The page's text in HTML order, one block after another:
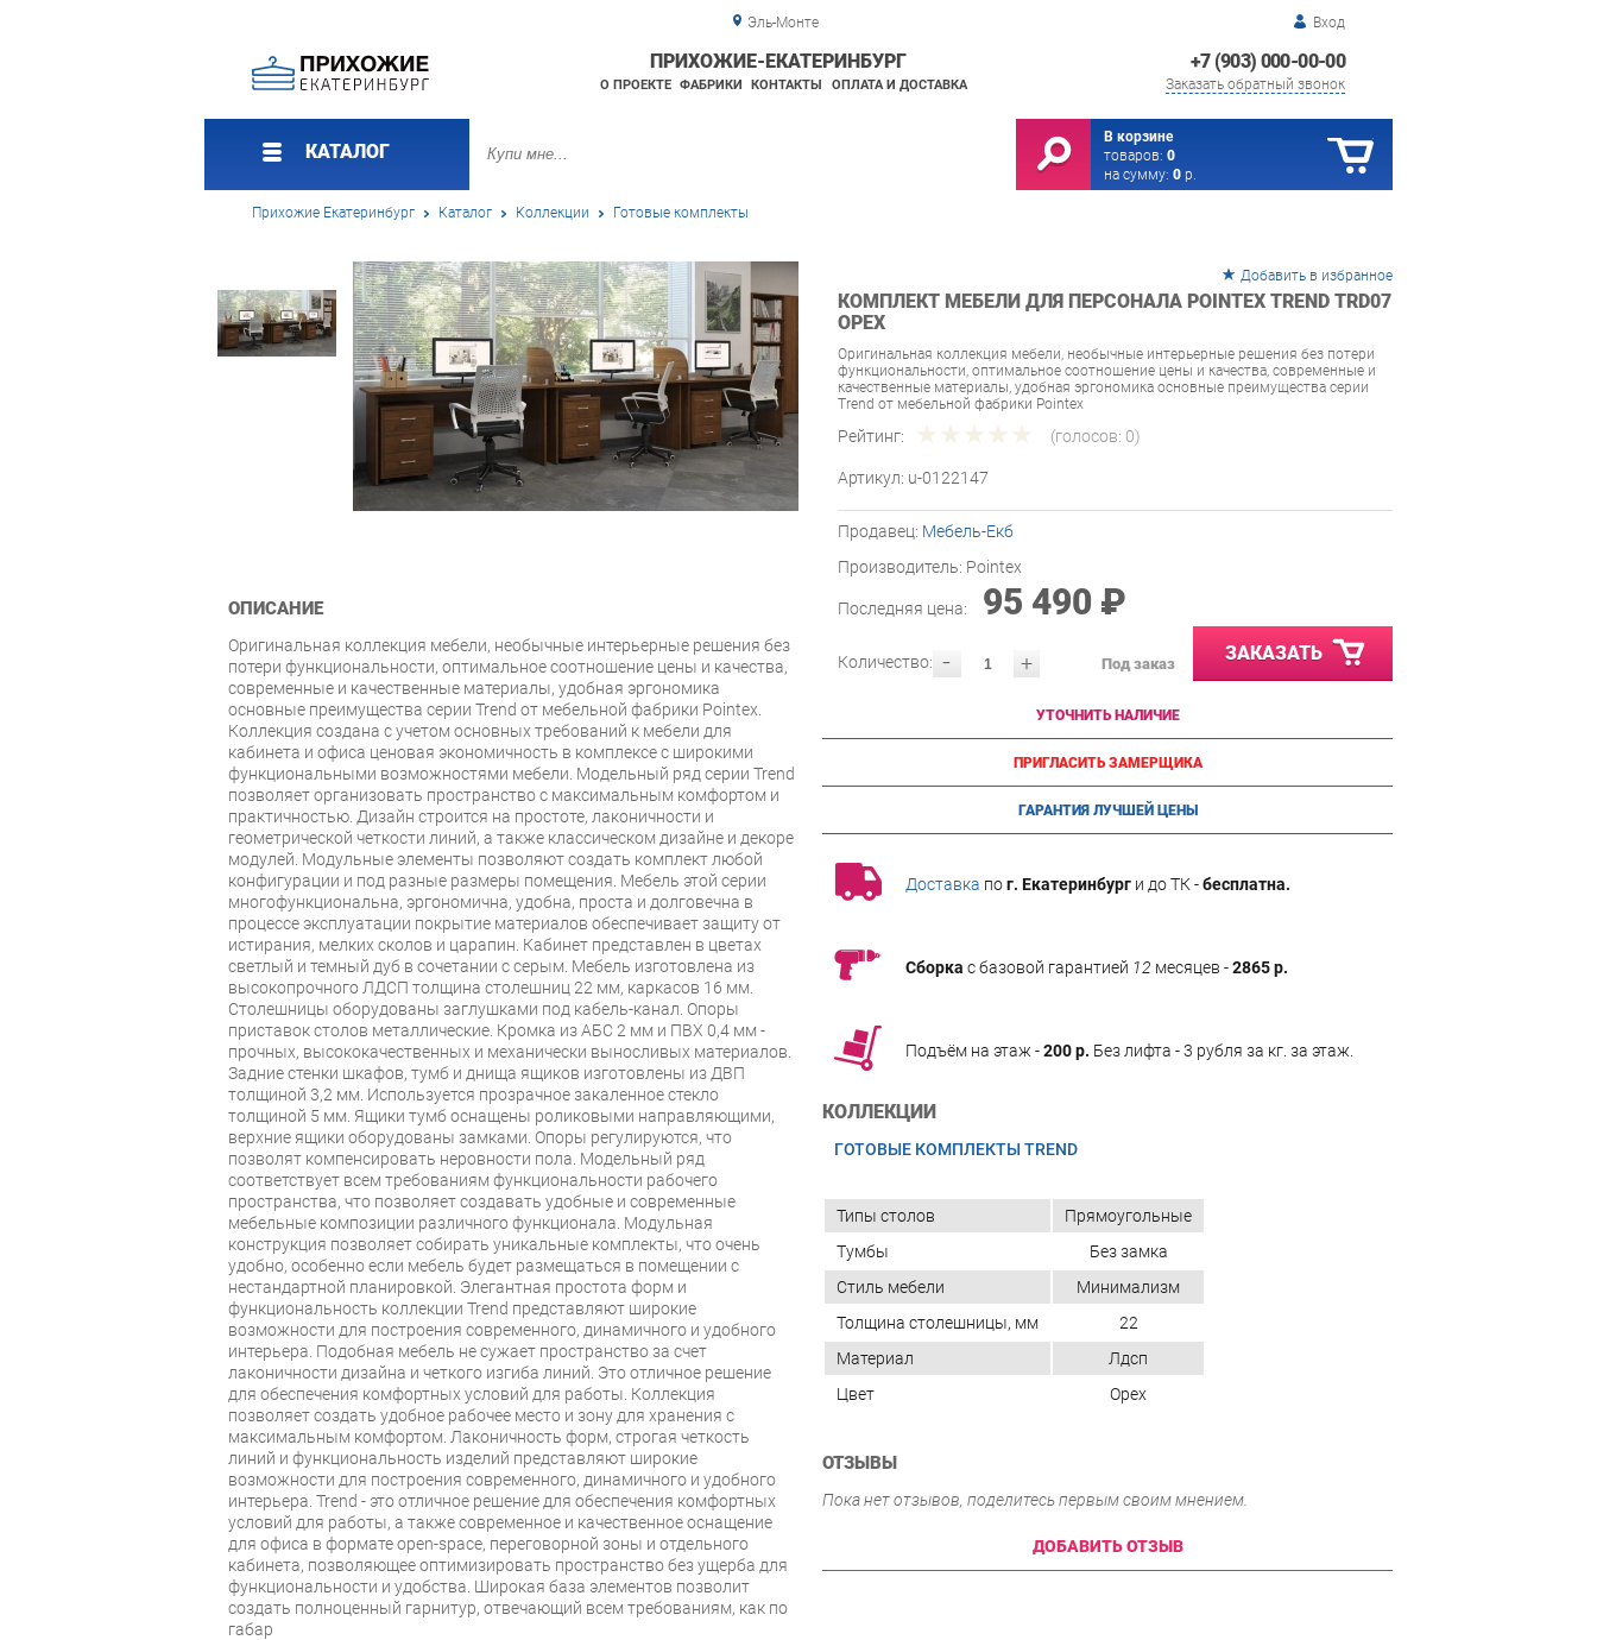
Эль-Монте Вход
+7 (903) 000-00-00
Заказать обратный звонок
ПРИХОЖИЕ-ЕКАТЕРИНБУРГ
О ПРОЕКТЕ ФАБРИКИ КОНТАКТЫ ОПЛАТА И ДОСТАВКА
КАТАЛОГ
В корзине
товаров: 0
на сумму: 0 р.
Прихожие Екатеринбург Каталог Коллекции Готовые комплекты
Добавить в избранное
КОМПЛЕКТ МЕБЕЛИ ДЛЯ ПЕРСОНАЛА POINTEX TREND TRD07
ОРЕХ
Оригинальная коллекция мебели, необычные интерьерные решения без потери
функциональности, оптимальное соотношение цены и качества, современные и
качественные материалы, удобная эргономика основные преимущества серии
Trend от мебельной фабрики Pointex
Рейтинг: (голосов: 0)
Артикул: u-0122147
Продавец: Мебель-Екб
Производитель: Pointex
Последняя цена: 95 490 ₽
- +
Количество: Под заказ ЗАКАЗАТЬ
УТОЧНИТЬ НАЛИЧИЕ
ПРИГЛАСИТЬ ЗАМЕРЩИКА
ГАРАНТИЯ ЛУЧШЕЙ ЦЕНЫ
Доставка пог. Екатеринбург и до ТК -бесплатна.
Сборка с базовой гарантией 12 месяцев -2865 р.
Подъём на этаж -200 р. Без лифта - 3 рубля за кг. за этаж.
КОЛЛЕКЦИИ
ГОТОВЫЕ КОМПЛЕКТЫ TREND
ОПИСАНИЕ
Оригинальная коллекция мебели, необычные интерьерные решения без
потери функциональности, оптимальное соотношение цены и качества,
современные и качественные материалы, удобная эргономика
основные преимущества серии Trend от мебельной фабрики Pointex.
Коллекция создана с учетом основных требований к мебели для
кабинета и офиса ценовая экономичность в комплексе с широкими
функциональными возможностями мебели. Модельный ряд серии Trend
позволяет организовать пространство с максимальным комфортом и
практичностью. Дизайн строится на простоте, лаконичности и
геометрической четкости линий, а также классическом дизайне и декоре
модулей. Модульные элементы позволяют создать комплект любой
конфигурации и под разные размеры помещения. Мебель этой серии
многофункциональна, эргономична, удобна, проста и долговечна в
процессе эксплуатации покрытие материалов обеспечивает защиту от
истирания, мелких сколов и царапин. Кабинет представлен в цветах
светлый и темный дуб в сочетании с серым. Мебель изготовлена из
высокопрочного ЛДСП толщина столешниц 22 мм, каркасов 16 мм.
Столешницы оборудованы заглушками под кабель-канал. Опоры
приставок столов металлические. Кромка из АБС 2 мм и ПВХ 0,4 мм -
прочных, высококачественных и механически выносливых материалов.
Задние стенки шкафов, тумб и днища ящиков изготовлены из ДВП
толщиной 3,2 мм. Используется прозрачное закаленное стекло
толщиной 5 мм. Ящики тумб оснащены роликовыми направляющими,
верхние ящики оборудованы замками. Опоры регулируются, что
позволят компенсировать неровности пола. Модельный ряд
соответствует всем требованиям функциональности рабочего
пространства, что позволяет создавать удобные и современные
мебельные композиции различного функционала. Модульная
конструкция позволяет собирать уникальные комплекты, что очень
удобно, особенно если мебель будет размещаться в помещении с
нестандартной планировкой. Элегантная простота форм и
функциональность коллекции Trend представляют широкие
возможности для построения современного, динамичного и удобного
интерьера. Подобная мебель не сужает пространство за счет
лаконичности дизайна и четкого изгиба линий. Это отличное решение
для обеспечения комфортных условий для работы. Коллекция
позволяет создать удобное рабочее место и зону для хранения с
максимальным комфортом. Лаконичность форм, строгая четкость
линий и функциональность изделий представляют широкие
возможности для построения современного, динамичного и удобного
интерьера. Trend - это отличное решение для обеспечения комфортных
условий для работы, а также современное и качественное оснащение
для офиса в формате open-space, переговорной зоны и отдельного
кабинета, позволяющее оптимизировать пространство без ущерба для
функциональности и удобства. Широкая база элементов позволит
создать полноценный гарнитур, отвечающий всем требованиям, как по
габар
Типы столов
Прямоугольные
Тумбы
Без замка
Стиль мебели
Минимализм
Толщина столешницы, мм
22
Материал
Лдсп
Цвет
Орех
ОТЗЫВЫ
Пока нет отзывов, поделитесь первым своим мнением.
ДОБАВИТЬ ОТЗЫВ